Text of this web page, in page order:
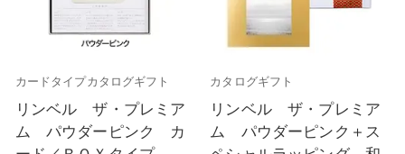
カードタイプカタログギフト
リンベル ザ・プレミア
ム パウダーピンク カ
カタログギフト
リンベル ザ・プレミア
ム パウダーピンク＋ス